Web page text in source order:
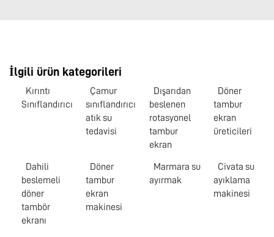
İlgili ürün kategorileri
Kırıntı
Sınıflandırıcı
Çamur
sınıflandırıcı
atık su
tedavisi
Dışarıdan
beslenen
rotasyonel
tambur
ekran
Döner
tambur
ekran
üreticileri
Dahili
beslemeli
döner
tambör
ekranı
Döner
tambur
ekran
makinesi
Marmara su
ayırmak
Civata su
ayıklama
makinesi